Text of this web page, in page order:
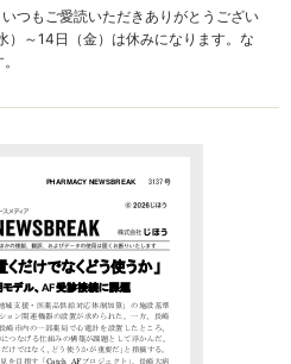
つもご愛読いただきありがとうござい
）～14日（金）は休みになります。な